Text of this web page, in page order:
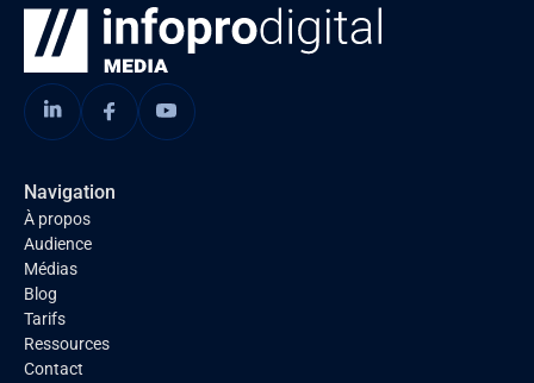
Navigation
À propos
Audience
Médias
Blog
Tarifs
Ressources
Contact